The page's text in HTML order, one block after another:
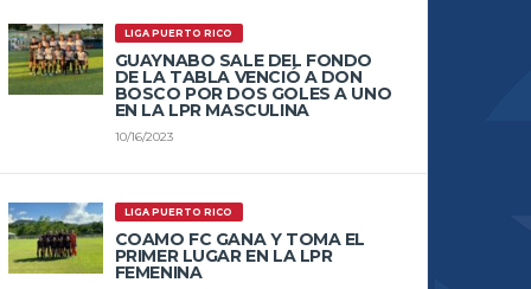
LIGA PUERTO RICO
GUAYNABO SALE DEL FONDO
DE LA TABLA VENCIÓ A DON
BOSCO POR DOS GOLES A UNO
EN LA LPR MASCULINA
10/16/2023
LIGA PUERTO RICO
COAMO FC GANA Y TOMA EL
PRIMER LUGAR EN LA LPR
FEMENINA